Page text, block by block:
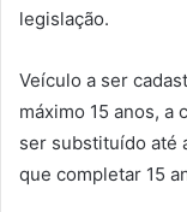
legislação.
Veículo a ser
máximo 15 anos, a
ser substituído até
que completar 15